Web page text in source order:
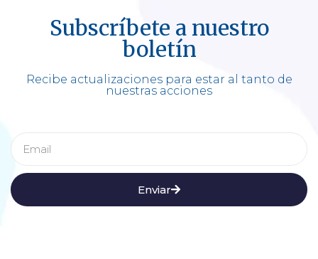
Subscríbete a nuestro
boletín
Recibe actualizaciones para estar al tanto de
nuestras acciones
Enviar